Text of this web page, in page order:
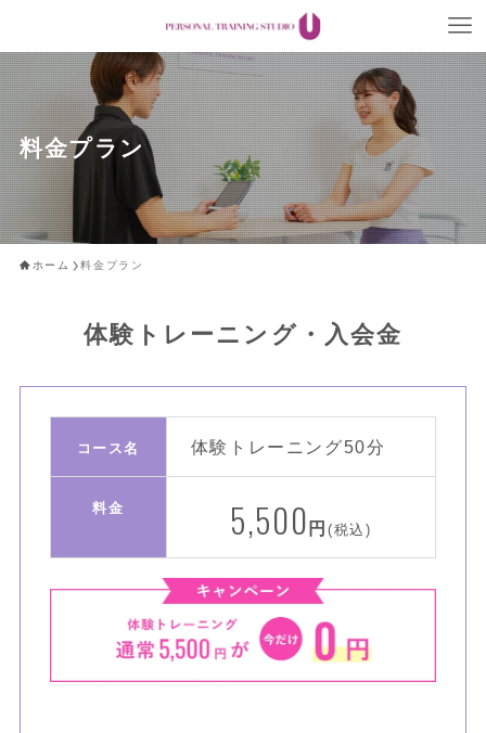
料金プラン
ホーム 料金プラン
体験トレーニング・入会金
コース名 体験トレーニング50分
料金 5,500 円 (税込)